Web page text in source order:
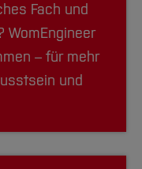
Fach und
WomEngineer
– für mehr
und